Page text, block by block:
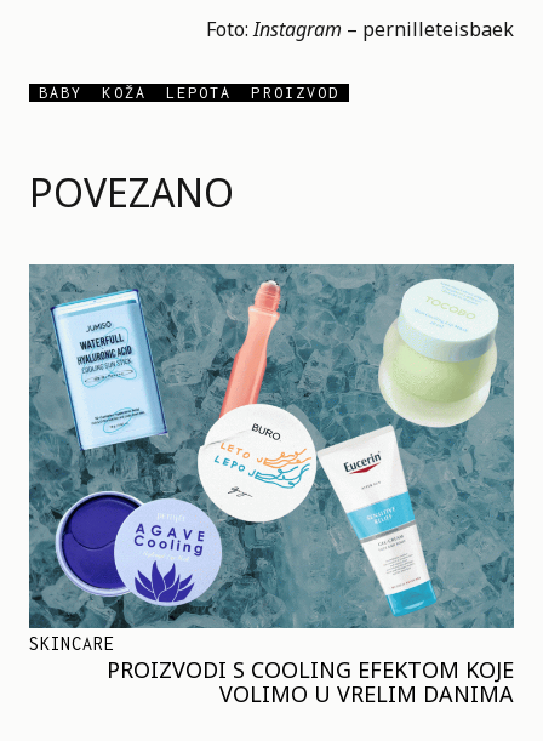
POVEZANO
SKINCARE
PROIZVODI S COOLING EFEKTOM KOJE
VOLIMO U VRELIM DANIMA
Foto:Instagram – pernilleteisbaek
BABY KOŽA LEPOTA PROIZVOD